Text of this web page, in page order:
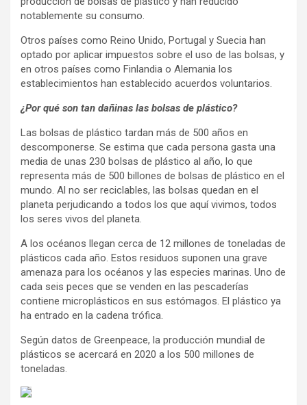
notablemente su consumo.
Otros países como Reino Unido, Portugal y Suecia han
optado por aplicar impuestos sobre el uso de las bolsas, y
en otros países como Finlandia o Alemania los
establecimientos han establecido acuerdos voluntarios.
¿Por qué son tan dañinas las bolsas de plástico?
Las bolsas de plástico tardan más de 500 años en
descomponerse. Se estima que cada persona gasta una
media de unas 230 bolsas de plástico al año, lo que
representa más de 500 billones de bolsas de plástico en el
mundo. Al no ser reciclables, las bolsas quedan en el
planeta perjudicando a todos los que aquí vivimos, todos
los seres vivos del planeta.
A los océanos llegan cerca de 12 millones de toneladas de
plásticos cada año. Estos residuos suponen una grave
amenaza para los océanos y las especies marinas. Uno de
cada seis peces que se venden en las pescaderías
contiene microplásticos en sus estómagos. El plástico ya
ha entrado en la cadena trófica.
Según datos de Greenpeace, la producción mundial de
plásticos se acercará en 2020 a los 500 millones de
toneladas.